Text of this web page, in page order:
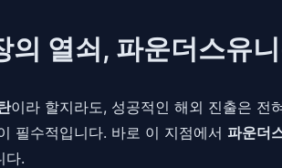
의 열쇠, 파운더스유
이라 할지라도, 성공적인 해외 진출은 전
필수적입니다. 바로 이 지점에서 파운더
다.